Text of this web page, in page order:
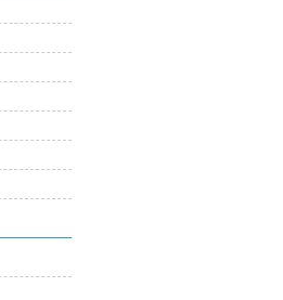
11-02